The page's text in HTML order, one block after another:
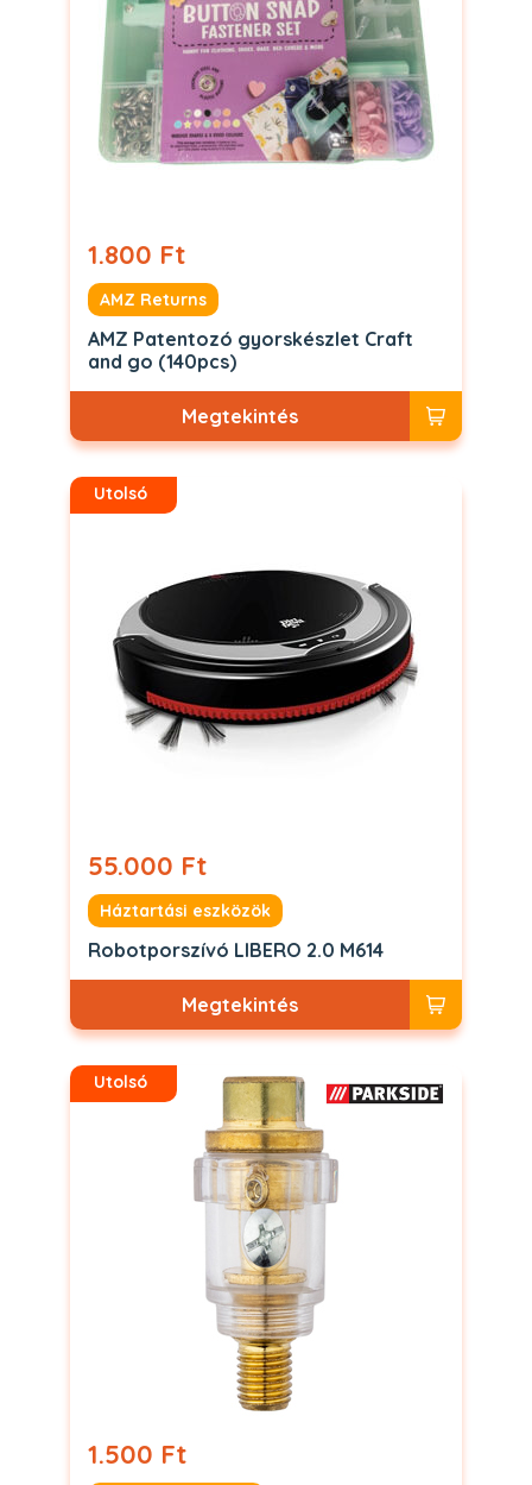
1.800 Ft
AMZ Returns
AMZ Patentozó gyorskészlet Craft
and go (140pcs)
Megtekintés
Utolsó
55.000 Ft
Háztartási eszközök
Robotporszívó LIBERO 2.0 M614
Megtekintés
Utolsó
1.500 Ft